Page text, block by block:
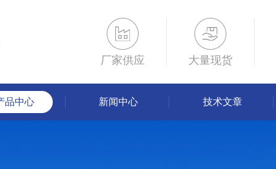
厂家供应 大量现货
品中心 新闻中心 技术文章